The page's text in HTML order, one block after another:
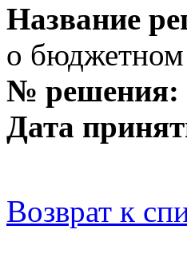
Название
о бюджетном
№ решения:
Дата
Возврат к